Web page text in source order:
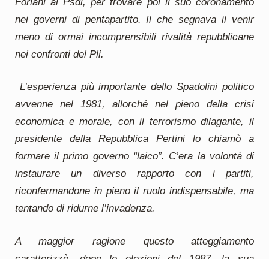
nei governi di pentapartito. Il che segnava il venir
meno di ormai incomprensibili rivalità repubblicane
nei confronti del Pli.
L’esperienza più importante dello Spadolini politico
avvenne nel 1981, allorché nel pieno della crisi
economica e morale, con il terrorismo dilagante, il
presidente della Repubblica Pertini lo chiamò a
formare il primo governo “laico”. C’era la volontà di
instaurare un diverso rapporto con i partiti,
riconfermandone in pieno il ruolo indispensabile, ma
tentando di ridurne l’invadenza.
A maggior ragione questo atteggiamento